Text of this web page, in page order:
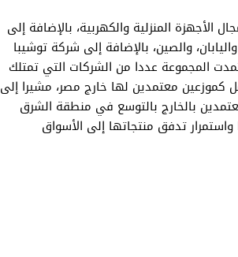
المنزلية والكهربية، بالإضافة إلى
والصين، بالإضافة إلى شركة توشيبا
المجموعة عددا من الشركات التي تمتلك
كموزعين معتمدين لها خارج مصر، مشيرا إلى
بالخارج بالتوسع في منطقة الشرق
تدفق منتجاتها إلى الأسواق